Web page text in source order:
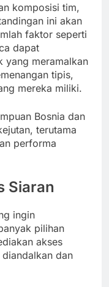
komposisi tim,
ini akan
faktor seperti
dapat
yang meramalkan
tipis,
mereka miliki.
Bosnia dan
terutama
performa
Siaran
ingin
pilihan
akses
dan